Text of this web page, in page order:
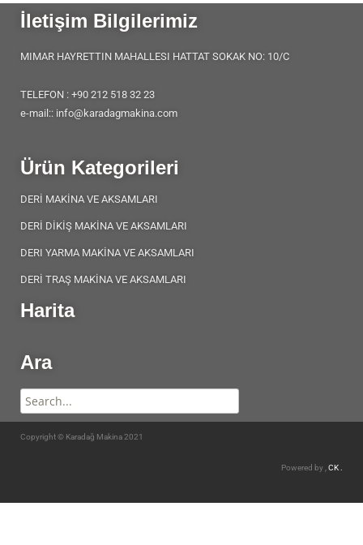
İletişim Bilgilerimiz
MIMAR HAYRETTIN MAHALLESI HATTAT SOKAK NO: 10/C
TELEFON : +90 212 518 32 23
e-mail:: info@karadagmakina.com
Ürün Kategorileri
DERİ MAKİNA VE AKSAMLARI
DERİ DİKİŞ MAKİNA VE AKSAMLARI
DERI YARMA MAKİNA VE AKSAMLARI
DERİ TRAŞ MAKİNA VE AKSAMLARI
Harita
Ara
Copyright © Karadağ Makina 2021
Powered by , CK .